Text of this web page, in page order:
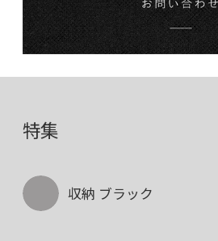
特集
収納 ブラック